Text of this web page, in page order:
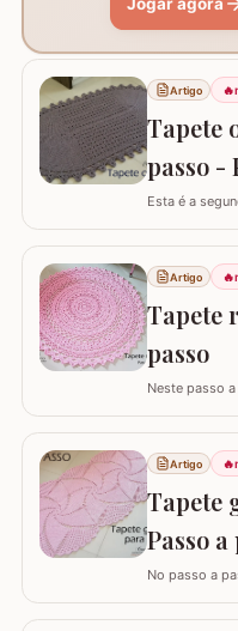
Artigo 🔥
Tapete
passo -
Esta é a
simples -
tapete
videoaulas,
nº 9.610.
Artigo 🔥
Tapete
passo
Neste passo
croche.com.br
S/A. Como
para o blog
Artigo 🔥
Tapete
Passo a
No passo a
SALA. Trata-